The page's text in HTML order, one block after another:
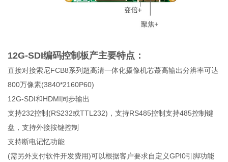
12G-SDI编码控制板产主要特点：
直接对接索尼FCB8系列超高清一体化摄像机芯蕞高输出分辨率可达
800万像素(3840*2160P60)
12G-SDI和HDMI同步输出
支持232控制(RS232或TTL232)，支持RS485控制支持485控制键
盘，支持外接按键控制
支持断电记忆功能
(需另外支付软件开发费用)可以根据客户要求自定义GPI0引脚功能